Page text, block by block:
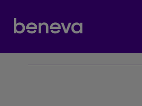
Partenaire Beneva